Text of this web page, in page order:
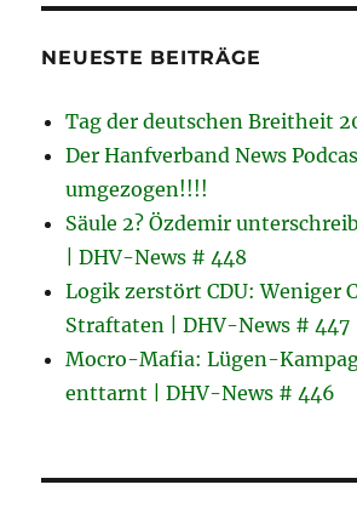
NEUESTE BEITRÄGE
Tag der deutschen Breitheit
Der Hanfverband News
umgezogen!!!!
Säule 2? Özdemir
| DHV-News # 448
Logik zerstört CDU: Weniger
Straftaten | DHV-News # 447
Mocro-Mafia: Lügen-
enttarnt | DHV-News # 446